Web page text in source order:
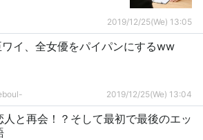
2019/12/25(We) 13:05
ワイ、全女優をパイパンにするww
2019/12/25(We) 13:04
と再会！？そして最初で最後のエッ